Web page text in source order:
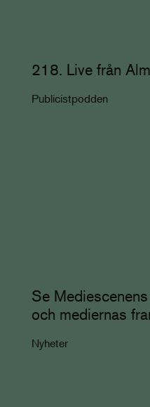
218. Live från
Publicistpodden
Se
och mediernas
Nyheter